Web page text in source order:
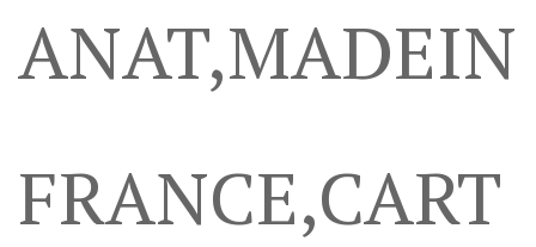
ANAT,MADEIN
FRANCE,CART